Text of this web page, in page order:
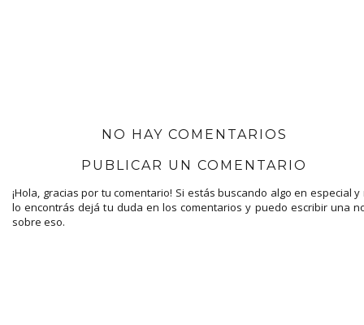
NO HAY COMENTARIOS
PUBLICAR UN COMENTARIO
¡Hola, gracias por tu comentario! Si estás buscando algo en especial y
lo encontrás dejá tu duda en los comentarios y puedo escribir una
sobre eso.